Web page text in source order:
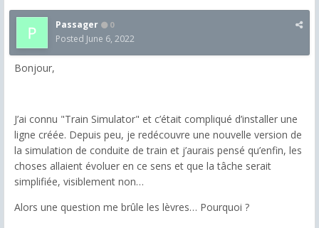
Passager 0
Posted June 6, 2022
Bonjour,
J’ai connu "Train Simulator" et c’était compliqué d’installer une
ligne créée. Depuis peu, je redécouvre une nouvelle version de
la simulation de conduite de train et j’aurais pensé qu’enfin, les
choses allaient évoluer en ce sens et que la tâche serait
simplifiée, visiblement non…
Alors une question me brûle les lèvres… Pourquoi ?